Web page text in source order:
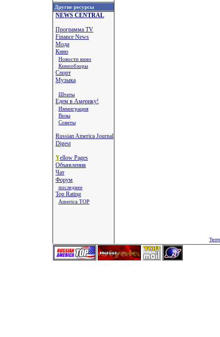
Другие ресурсы
NEWS CENTRAL
Программа TV
Finance News
Мода
Кино
Новости кино
Кинообзоры
Спорт
Музыка
Штаты
Едем в Америку!
Иммиграция
Визы
Советы
Russian America Journal
Digest
Yellow Pages
Объявления
Чат
Форум
последнее
Top Rating
America TOP